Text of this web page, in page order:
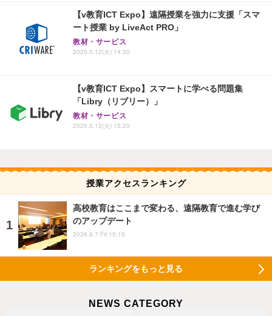
【v教育ICT Expo】遠隔授業を強力に支援「スマ
ート授業 by LiveAct PRO」
教材・サービス
2020.5.12(火) 14:30
【v教育ICT Expo】スマートに学べる問題集
「Libry（リブリー）」
教材・サービス
2020.5.12(火) 15:20
授業アクセスランキング
高校教育はここまで変わる、遠隔教育で進む学び
のアップデート
2026.8.7 Fri 15:15
ランキングをもっと見る
NEWS CATEGORY